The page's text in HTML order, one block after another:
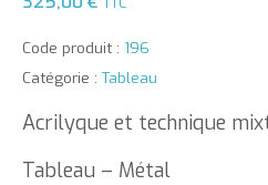
Code produit : 196
Catégorie : Tableau
Acrilyque et technique
Tableau – Métal